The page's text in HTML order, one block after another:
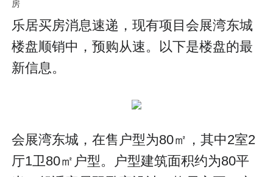
乐居买房消息速递，现有项目会展湾东城
楼盘顺销中，预购从速。以下是楼盘的最
新信息。
会展湾东城，在售户型为80㎡，其中2室2
厅1卫80㎡户型。户型建筑面积约为80平